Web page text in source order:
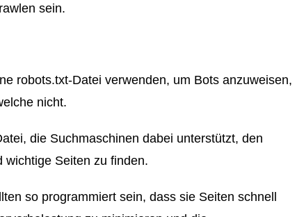
sein.
robots.txt-Datei verwenden, um Bots anzuweisen,
nicht.
die Suchmaschinen dabei unterstützt, den
wichtige Seiten zu finden.
so programmiert sein, dass sie Seiten schnell